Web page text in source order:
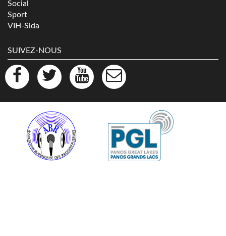
Social
Sport
VIH-Sida
SUIVEZ-NOUS